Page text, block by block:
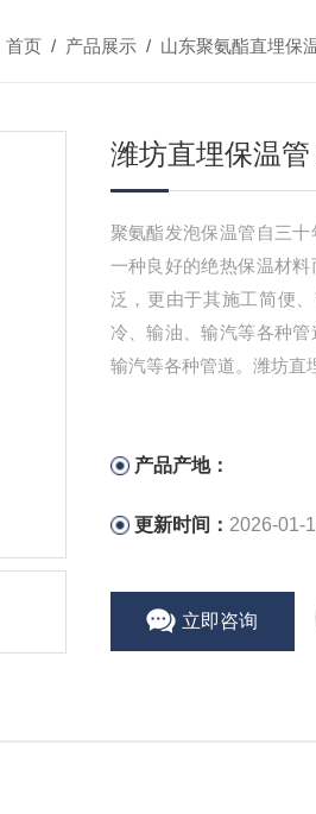
首页/ 产品展示/ 山东聚氨酯直埋保
潍坊直埋保温
聚氨酯发泡保温管自三
一种良好的绝热保温材
泛，更由于其施工简便
冷、输油、输汽等各种管
输汽等各种管道。潍坊直
产品产地：
更新时间： 2026-01-
立即咨询